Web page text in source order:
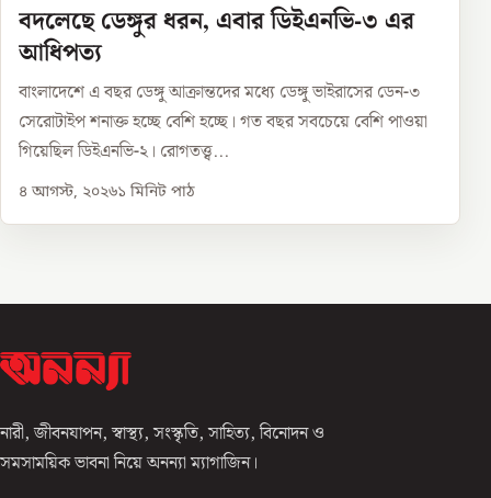
বদলেছে ডেঙ্গুর ধরন, এবার ডিইএনভি-৩ এর
আধিপত্য
বাংলাদেশে এ বছর ডেঙ্গু আক্রান্তদের মধ্যে ডেঙ্গু ভাইরাসের ডেন-৩
সেরোটাইপ শনাক্ত হচ্ছে বেশি হচ্ছে। গত বছর সবচেয়ে বেশি পাওয়া
গিয়েছিল ডিইএনভি-২। রোগতত্ত্ব...
৪ আগস্ট, ২০২৬১ মিনিট পাঠ
নারী, জীবনযাপন, স্বাস্থ্য, সংস্কৃতি, সাহিত্য, বিনোদন ও
সমসাময়িক ভাবনা নিয়ে অনন্যা ম্যাগাজিন।